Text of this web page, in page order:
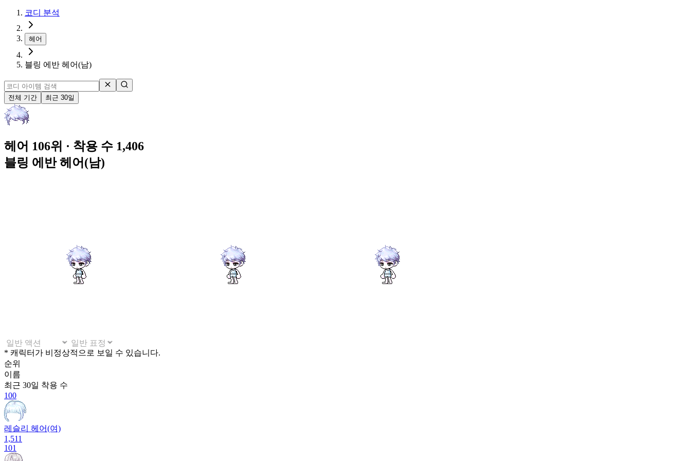
코디 분석
헤어
블링 에반 헤어(남)
전체 기간 최근 30일
헤어 106위 · 착용 수 1,406
블링 에반 헤어(남)
* 캐릭터가 비정상적으로 보일 수 있습니다.
순위
이름
최근 30일 착용 수
100
레슬리 헤어(여)
1,511
101